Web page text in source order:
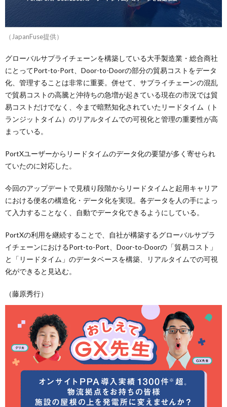
（JapanFuse提供）
グローバルサプライチェーンを構築している大手製造業・総合商社
にとってPort-to-Port、Door-to-Doorの部分の貿易コストをデータ
化、管理することは非常に重要。併せて、サプライチェーンの混乱
で貿易コストの高騰と沖待ちの急増が起きている現在の市況では貿
易コストだけでなく、今まで暗黙知化されていたリードタイム（ト
ランジットタイム）のリアルタイムでの可視化と管理の重要性が高
まっている。
PortXユーザーからリードタイムのデータ化の要望が多く寄せられ
ていたのに対応した。
今回のアップデートで見積り段階からリードタイムと起用キャリア
における便名の構造化・データ化を実現。各データを人の手によっ
て入力することなく、自動でデータ化できるようにしている。
PortXの利用を継続することで、自社が構築するグローバルサプラ
イチェーンにおけるPort-to-Port、Door-to-Doorの「貿易コスト」
と「リードタイム」のデータベースを構築、リアルタイムでの可視
化ができると見込む。
（藤原秀行）